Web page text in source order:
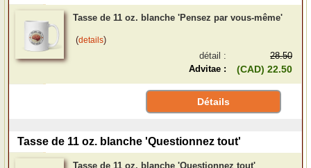
Tasse de 11 oz. blanche 'Pensez par vous-même'
(details)
détail :
28.50
Advitae :
(CAD) 22.50
Détails
Tasse de 11 oz. blanche 'Questionnez tout'
Tasse de 11 oz. blanche 'Questionnez tout'